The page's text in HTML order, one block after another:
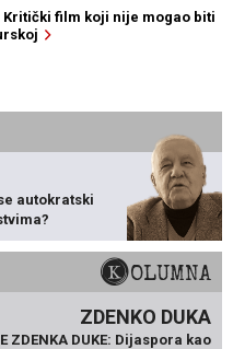
Kritički film koji nije mogao biti
se autokratski
KOLUMNA
ZDENKO DUKA
ZDENKA DUKE: Dijaspora kao